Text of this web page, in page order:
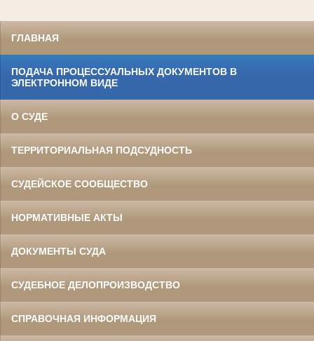
ГЛАВНАЯ
ПОДАЧА ПРОЦЕССУАЛЬНЫХ ДОКУМЕНТОВ В
ЭЛЕКТРОННОМ ВИДЕ
О СУДЕ
ТЕРРИТОРИАЛЬНАЯ ПОДСУДНОСТЬ
СУДЕЙСКОЕ СООБЩЕСТВО
НОРМАТИВНЫЕ АКТЫ
ДОКУМЕНТЫ СУДА
СУДЕБНОЕ ДЕЛОПРОИЗВОДСТВО
СПРАВОЧНАЯ ИНФОРМАЦИЯ